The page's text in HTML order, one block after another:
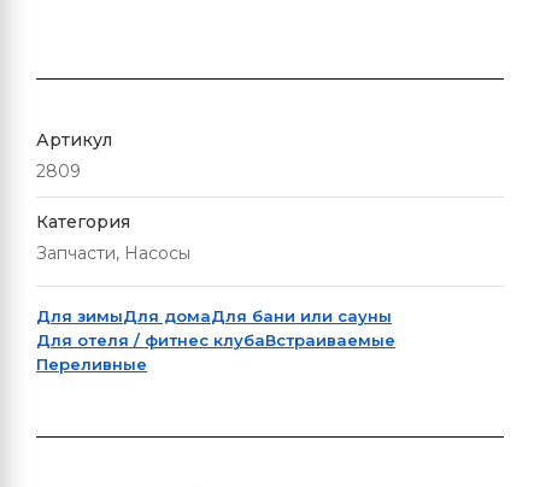
Артикул
2809
Категория
Запчасти, Насосы
Для зимыДля домаДля бани или сауны
Для отеля / фитнес клубаВстраиваемые
Переливные